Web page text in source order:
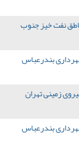
بندرعباس
شهرداری بم
بندرعباس
شهدای بابلسر